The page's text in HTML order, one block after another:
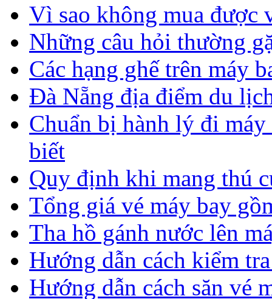
Vì sao không mua được
Những câu hỏi thường
Các hạng ghế trên máy
Đà Nẵng địa điểm du
Chuẩn bị hành lý đi
biết
Quy định khi mang thú
Tổng giá vé máy bay
Tha hồ gánh nước lên
Hướng dẫn cách kiểm
Hướng dẫn cách săn vé